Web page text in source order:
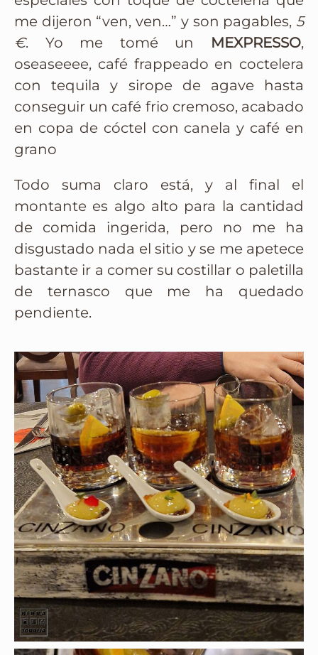
me dijeron “ven, ven…” y son pagables, 5
€. Yo me tomé un MEXPRESSO,
oseaseeee, café frappeado en coctelera
con tequila y sirope de agave hasta
conseguir un café frio cremoso, acabado
en copa de cóctel con canela y café en
grano
Todo suma claro está, y al final el
montante es algo alto para la cantidad
de comida ingerida, pero no me ha
disgustado nada el sitio y se me apetece
bastante ir a comer su costillar o paletilla
de ternasco que me ha quedado
pendiente.